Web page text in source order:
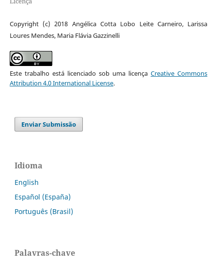
Copyright (c) 2018 Angélica Cotta Lobo Leite Carneiro, Larissa
Loures Mendes, Maria Flávia Gazzinelli
Este trabalho está licenciado sob uma licençaCreative Commons
Attribution 4.0 International License.
Enviar Submissão
Idioma
English
Español (España)
Português (Brasil)
Palavras-chave